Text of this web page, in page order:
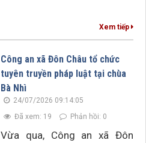
Xem tiếp
Công an xã Đôn Châu tổ chức
tuyên truyền pháp luật tại chùa
Bà Nhì
24/07/2026 09:14:05
Đã xem: 19
Phản hồi: 0
Vừa qua, Công an xã Đôn